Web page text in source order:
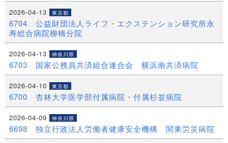
2026-04-13 東京都
6704 公益財団法人ライフ・エクステンション研究所永
寿総合病院柳橋分院
2026-04-13 神奈川県
6703 国家公務員共済組合連合会 横浜南共済病院
2026-04-10 東京都
6700 杏林大学医学部付属病院・付属杉並病院
2026-04-09 神奈川県
6698 独立行政法人労働者健康安全機構 関東労災病院